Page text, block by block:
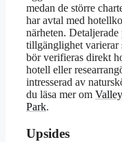
medan de större
har avtal med
närheten. Detaljerade
tillgänglighet varierar
bör verifieras direkt
hotell eller
intresserad av
du läsa mer om
Park.
Upsides